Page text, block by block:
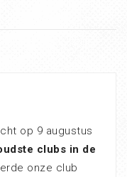
op 9 augustus
clubs in de
onze club